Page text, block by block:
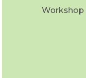
Workshop